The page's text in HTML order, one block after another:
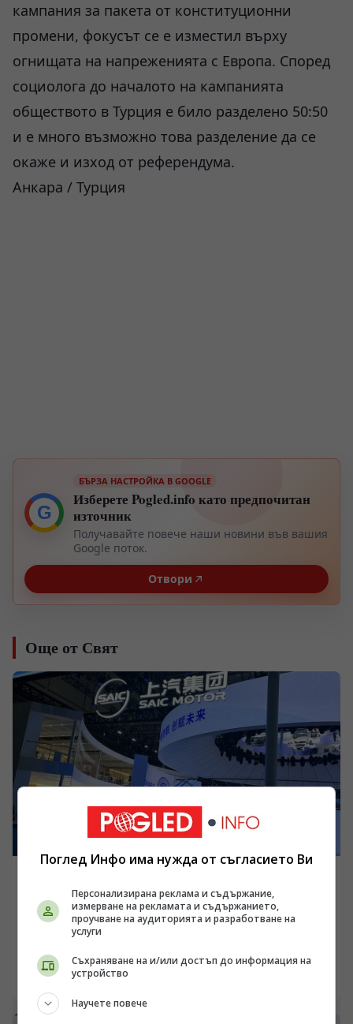
кампания за пакета от конституционни
промени, фокусът се е изместил върху
огнищата на напреженията с Европа. Според
социолога до началото на кампанията
обществото в Турция е било разделено 50:50
и е много възможно това разделение да се
окаже и изход от референдума.
Анкара / Турция
G
БЪРЗА НАСТРОЙКА В GOOGLE
Изберете Pogled.info като предпочитан
източник
Получавайте повече наши новини във вашия
Google поток.
Отвори
Още от Свят
SAIC Motor и General Motors удължават
съвместното си предприятие до 2047 г.
SAIC Motor и американската компания General Motors
(GM) подписаха споразумение за удължаване на
съвместното си предприятие с още 20 години до 2047
06.08.2026 22:30
Поглед Инфо има нужда от съгласието Ви
Персонализирана реклама и съдържание,
измерване на рекламата и съдържанието,
проучване на аудиторията и разработване на
услуги
Съхраняване на и/или достъп до информация на
устройство
Научете повече